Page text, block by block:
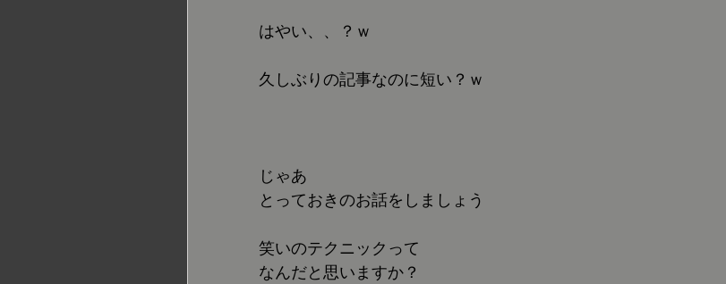
はやい、、？ｗ
久しぶりの記事なのに短い？ｗ
じゃあ
とっておきのお話をしましょう
笑いのテクニックって
なんだと思いますか？